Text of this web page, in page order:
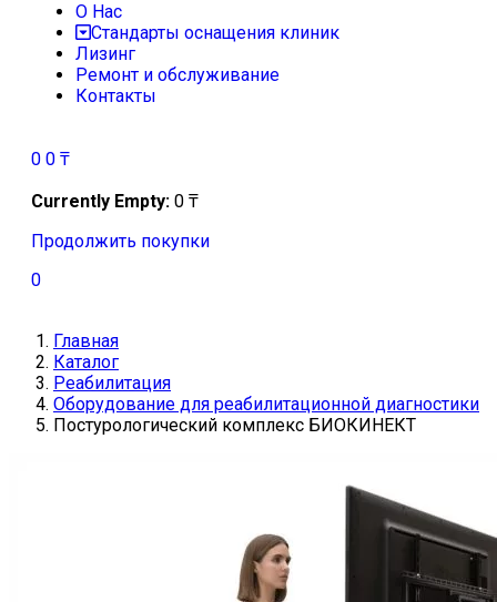
О Нас
Стандарты оснащения клиник
Лизинг
Ремонт и обслуживание
Контакты
0 0 ₸
Currently Empty: 0 ₸
Продолжить покупки
0
Главная
Каталог
Реабилитация
Оборудование для реабилитационной диагностики
Постурологический комплекс БИОКИНЕКТ